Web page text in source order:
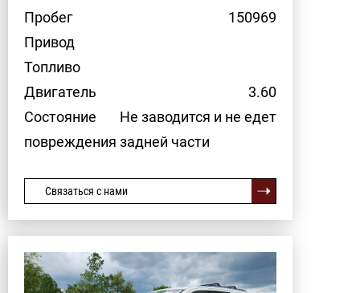
Пробег
150969
Привод
Топливо
Двигатель
3.60
Состояние
Не заводится и не едет
повреждения задней части
Связаться с нами